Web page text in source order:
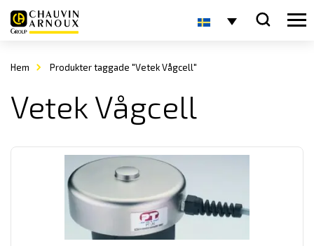
Hem Produkter taggade "Vetek Vågcell"
Vetek Vågcell